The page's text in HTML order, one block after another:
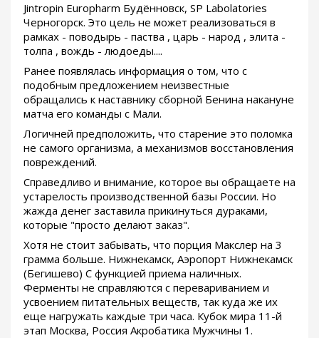
Jintropin Europharm Будённовск, SP Labolatories
Черногорск. Это цель не может реализоваться в
рамках - поводырь - паства , царь - народ , элита -
толпа , вождь - людоеды....
Ранее появлялась информация о том, что с
подобным предложением неизвестные
обращались к наставнику сборной Бенина накануне
матча его команды с Мали.
Логичней предположить, что старение это поломка
не самого организма, а механизмов восстановления
повреждений.
Справедливо и внимание, которое вы обращаете на
устарелость производственной базы России. Но
жажда денег заставила прикинуться дураками,
которые "просто делают заказ".
Хотя не стоит забывать, что порция Макслер на 3
грамма больше. Нижнекамск, Аэропорт Нижнекамск
(Бегишево) С функцией приема наличных.
Ферменты не справляются с перевариванием и
усвоением питательных веществ, так куда же их
еще нагружать каждые три часа. Кубок мира 11-й
этап Москва, Россия Акробатика Мужчины 1.